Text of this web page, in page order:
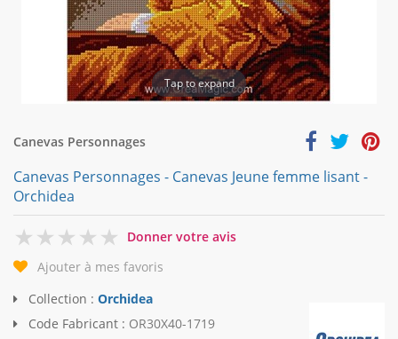
Tap to expand
Canevas Personnages
Canevas Personnages - Canevas Jeune femme lisant -
Orchidea
0
Donner votre avis
Ajouter à mes favoris
Collection : Orchidea
Code Fabricant : OR30X40-1719